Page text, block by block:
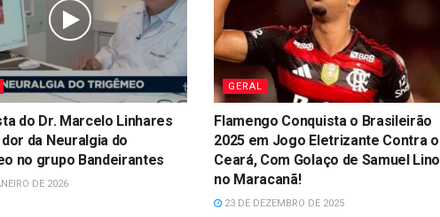
do Dr. Marcelo Linhares
da Neuralgia do
no grupo Bandeirantes
DE 2026
GERAL
Flamengo Conquista o Brasileirão
2025 em Jogo Eletrizante Contra o
Ceará, Com Golaço de Samuel Lino
no Maracanã!
23 DE DEZEMBRO DE 2025